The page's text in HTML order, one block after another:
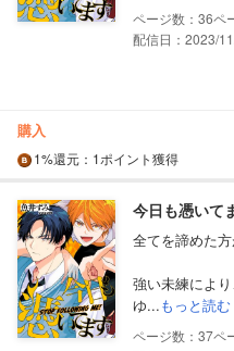
36
配信日：2023/
購入
1%還元 ：1ポイント獲得
今日も憑いて
全てを諦めた
強い未練によ
ゆ...もっと読む
37